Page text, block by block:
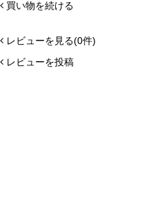
買い物を続ける
レビューを見る(0件)
レビューを投稿